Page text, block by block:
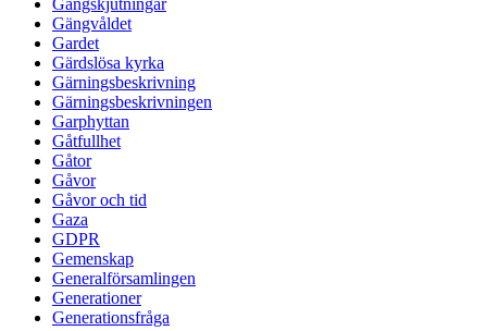
Gängvåldet
Gardet
Gärdslösa kyrka
Gärningsbeskrivning
Gärningsbeskrivningen
Garphyttan
Gåtfullhet
Gåtor
Gåvor
Gåvor och tid
Gaza
GDPR
Gemenskap
Generalförsamlingen
Generationer
Generationsfråga